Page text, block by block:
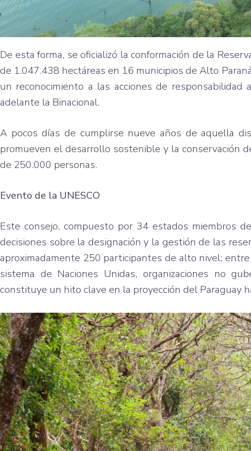
De esta forma, se oficializó la conformación de la
de 1.047.438 hectáreas en 16 municipios de Alto
un reconocimiento a las acciones de
adelante la Binacional.
A pocos días de cumplirse nueve años de aquella
promueven el desarrollo sostenible y la conservación
de 250.000 personas.
Evento de la UNESCO
Este consejo, compuesto por 34 estados miembros
decisiones sobre la designación y la gestión de las
aproximadamente 250 participantes de alto nivel;
sistema de Naciones Unidas, organizaciones no
constituye un hito clave en la proyección del Paraguay